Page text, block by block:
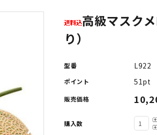
ドリンク
高級マスク
り）
型番 L922
ポイント 51pt
販売価格
購入数